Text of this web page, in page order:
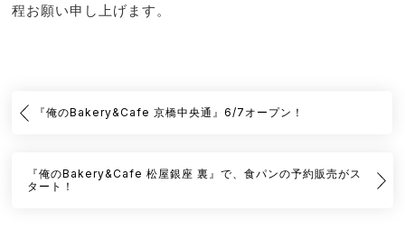
程お願い申し上げます。
『俺のBakery&Cafe 京橋中央通』6/7オープン！
『俺のBakery&Cafe 松屋銀座 裏』で、食パンの予約販売がス
タート！